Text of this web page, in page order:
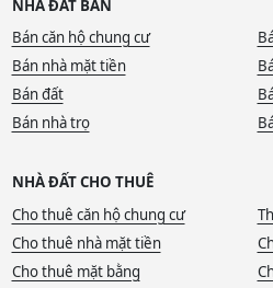
NHÀ ĐẤT BÁN
Bán căn hộ chung cư
Bán nhà mặt tiền
Bán đất
Bán nhà trọ
NHÀ ĐẤT CHO THUÊ
Cho thuê căn hộ chung cư
Cho thuê nhà mặt tiền
Cho thuê mặt bằng